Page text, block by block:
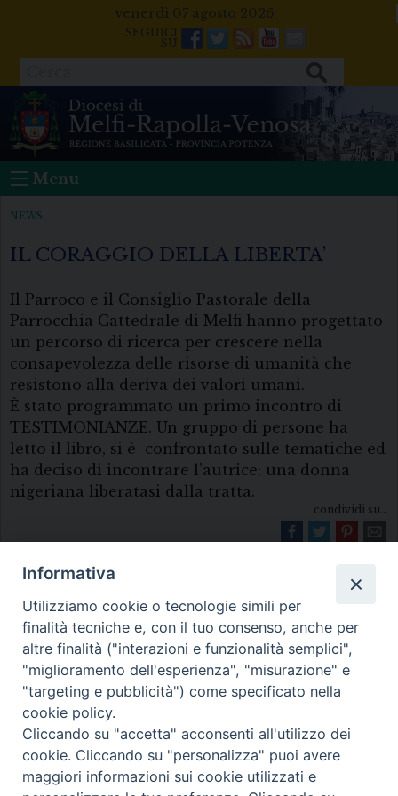
venerdì 07 agosto 2026
Facebook
Twitter
FeedsYoutube
Mail
Menu
NEWS
IL CORAGGIO DELLA LIBERTA’
Il Parroco e il Consiglio Pastorale della
Parrocchia Cattedrale di Melfi hanno progettato
un percorso di ricerca per crescere nella
consapevolezza delle risorse di umanità che
resistono alla deriva dei valori umani.
È stato programmato un primo incontro di
TESTIMONIANZE. Un gruppo di persone ha
letto il libro, si è confrontato sulle tematiche ed
ha deciso di incontrare l’autrice: una donna
nigeriana liberatasi dalla tratta.
condividi su...
Diocesi di Melfi Rapolla Venosa
• Largo Duomo, 12 - 85025 MELFI (PZ) •
Tel. 0972238604
PEC ufficiale della Diocesi:
Informativa
Utilizziamo cookie o tecnologie simili per
finalità tecniche e, con il tuo consenso, anche per
altre finalità ("interazioni e funzionalità semplici",
"miglioramento dell'esperienza", "misurazione" e
"targeting e pubblicità") come specificato nella
cookie policy.
Cliccando su "accetta" acconsenti all'utilizzo dei
cookie. Cliccando su "personalizza" puoi avere
maggiori informazioni sui cookie utilizzati e